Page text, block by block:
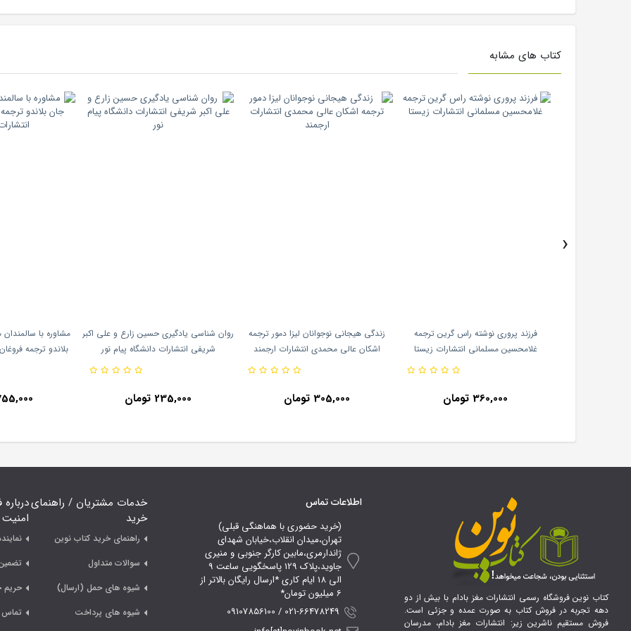
کتاب های مشابه
فرزند پروری نوشته راس گرین ترجمه
غلامحسین مسلمانی انتشارات زیستا
360,000 تومان
زندگی هیجانی نوجوانان لیزا دمور ترجمه
اشکان عالی محمدی انتشارات ارجمند
305,000 تومان
روان شناسی یادگیری حسین زارع و علی اکبر
شریفی انتشارات دانشگاه پیام نور
235,000 تومان
مشاوره با سالمندان
بلاندو ترجمه
755,000
›
کتاب نوین فروشگاه رسمی انتشارات مغز بادام با بیش از دو
دهه تجربه در فروش کتاب به صورت عمده و جزئی است.
فروش مستقیم ناشرین زیر: انتشارات مغز بادام، مدرسان
اطلاعات تماس
(خرید حضوری با هماهنگی قبلی)
تهران،میدان انقلاب،خیابان شهدای
ژاندارمری،مابین کارگر جنوبی و منیری
جاوید،پلاک 129 پاسخگویی ساعت 9
الی 18 ایام کاری *ارسال رایگان بالاتر از
6 میلیون تومان*
021-66478249 / 09107856100
خدمات مشتریان / راهنمای
خرید
راهنمای خرید کتاب نوین
سوالات متداول
شیوه های حمل (ارسال)
شیوه های پرداخت
امنیت
تماس